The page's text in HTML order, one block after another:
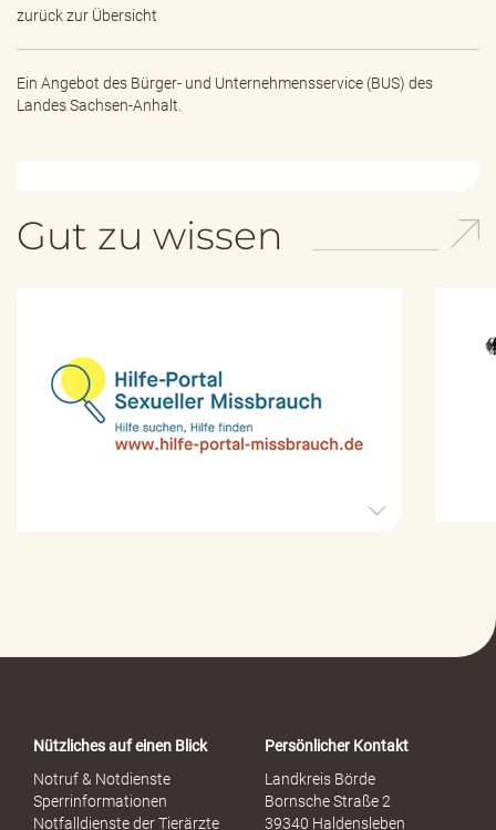
zurück zur Übersicht
Ein Angebot des Bürger- und Unternehmensservice (BUS) des
Landes Sachsen-Anhalt.
Gut zu wissen
o
x
Nützliches auf einen Blick
Notruf & Notdienste
Sperrinformationen
Notfalldienste der Tierärzte
Persönlicher Kontakt
Landkreis Börde
Bornsche Straße 2
39340 Haldensleben